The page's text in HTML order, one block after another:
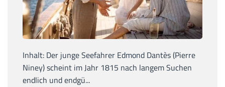
Inhalt: Der junge Seefahrer Edmond Dantès (Pierre
Niney) scheint im Jahr 1815 nach langem Suchen
endlich und endgü...